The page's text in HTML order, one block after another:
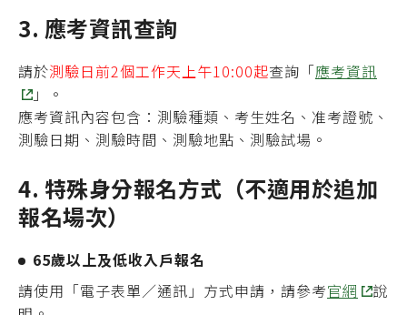
3. 應考資訊查詢
請於測驗日前2個工作天上午10:00起查詢「應考資訊
」。
應考資訊內容包含：測驗種類、考生姓名、准考證號、
測驗日期、測驗時間、測驗地點、測驗試場。
4. 特殊身分報名方式（不適用於追加
報名場次）
65歲以上及低收入戶報名
請使用「電子表單／通訊」方式申請，請參考官網
說